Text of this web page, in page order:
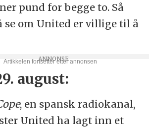
pund for begge to. Så
se om United er villige til å
august:
, en spansk radiokanal,
United ha lagt inn et